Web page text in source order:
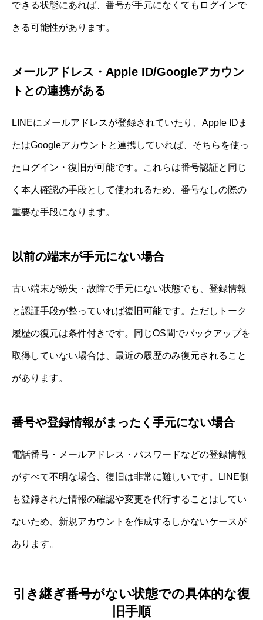
できる状態にあれば、番号が手元になくてもログインで
きる可能性があります。
メールアドレス・Apple ID/Googleアカウン
トとの連携がある
LINEにメールアドレスが登録されていたり、Apple IDま
たはGoogleアカウントと連携していれば、そちらを使っ
たログイン・復旧が可能です。これらは番号認証と同じ
く本人確認の手段として使われるため、番号なしの際の
重要な手段になります。
以前の端末が手元にない場合
古い端末が紛失・故障で手元にない状態でも、登録情報
と認証手段が整っていれば復旧可能です。ただしトーク
履歴の復元は条件付きです。同じOS間でバックアップを
取得していない場合は、最近の履歴のみ復元されること
があります。
番号や登録情報がまったく手元にない場合
電話番号・メールアドレス・パスワードなどの登録情報
がすべて不明な場合、復旧は非常に難しいです。LINE側
も登録された情報の確認や変更を代行することはしてい
ないため、新規アカウントを作成するしかないケースが
あります。
引き継ぎ番号がない状態での具体的な復
旧手順